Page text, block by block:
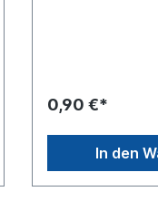
0,90 €*
In den